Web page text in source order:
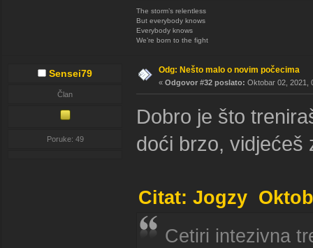
The storm’s relentless
But everybody knows
Everybody knows
We’re born to the fight
Sensei79
Član
Poruke: 49
Odg: Nešto malo o novim počecima
« Odgovor #32 poslato: Oktobar 02, 2021,
Dobro je što
doći brzo, vidjećeš
Citat: Jogzy
Cetiri intezivna